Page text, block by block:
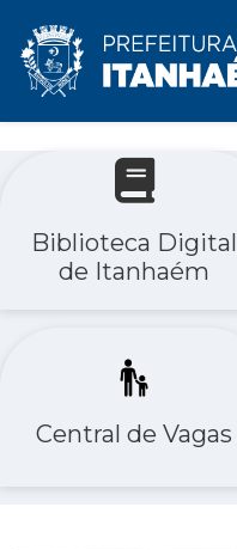
Previous
Biblioteca Digital
de Itanhaém
Central de Vagas